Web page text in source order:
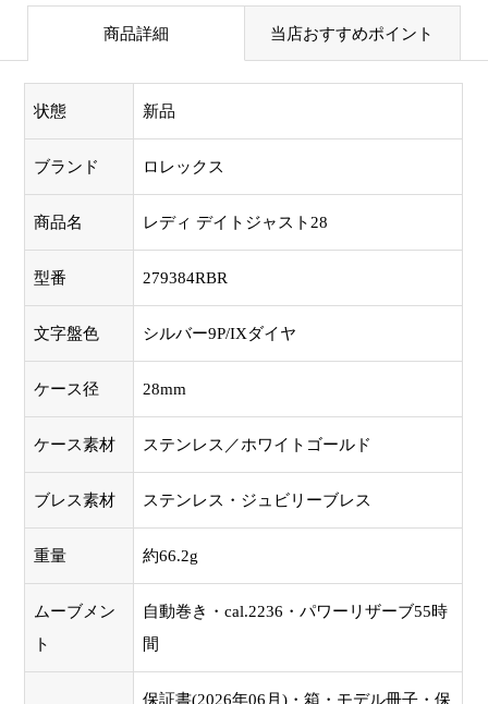
商品詳細 当店おすすめポイント
状態 新品
ブランド ロレックス
商品名 レディ デイトジャスト28
型番 279384RBR
文字盤色 シルバー9P/IXダイヤ
ケース径 28mm
ケース素材 ステンレス／ホワイトゴールド
ブレス素材 ステンレス・ジュビリーブレス
重量 約66.2g
ムーブメン
ト
自動巻き・cal.2236・パワーリザーブ55時
間
保証書(2026年06月)・箱・モデル冊子・保